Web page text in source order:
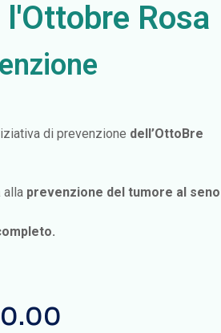
Rosa
di prevenzione dell’OttoBre
alla prevenzione del tumore al